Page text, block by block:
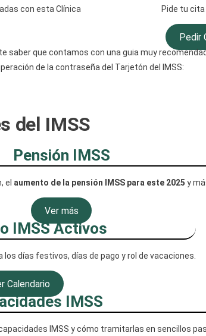
con esta Clínica Pide tu cita
Pedir
saber que contamos con una guia muy
de la contraseña del Tarjetón del IMSS:
del IMSS
Pensión IMSS
el aumento de la pensión IMSS para este 2025 y
Ver más
IMSS Activos
los días festivos, días de pago y rol de vacaciones.
Calendario
IMSS
IMSS y cómo tramitarlas en sencillos